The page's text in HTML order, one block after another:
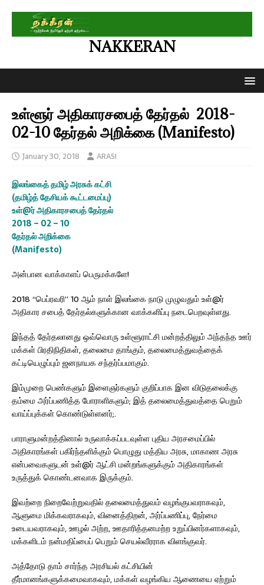
NAKKERAN
உள்ளூர் அதிகாரசபைத் தேர்தல் 2018-
02-10 தேர்தல் அறிக்கை (Manifesto)
January 30, 2018 ARASI
இலங்கைத் தமிழ் அரசுக் கட்சி
(தமிழ்த் தேசியக் கூட்டமைப்பு)
உள்@ர் அதிகாரசபைத் தேர்தல்
2018 – 02 – 10
தேர்தல் அறிக்கை
(Manifesto)
அன்பான வாக்காளப் பெருமக்களே!
2018 “பெப்ரவரி” 10 ஆம் நாள் இலங்கை நாடு முழுவதும் உள்@ர்
அதிகார சபைத் தேர்தல்களுக்கான வாக்களிப்பு நடைபெறவுள்ளது.
இந்தத் தேர்தலானது ஒவ்வொரு உள்ளூராட்சி மன்றத்திலும் அந்தந்த ஊர்
மக்கள் பிரதிநிதிகள், தலைமை தாங்கும், தலைமைத்துவத்தைக்
கட்டியெழுப்பும் ஜனநாயக சந்தர்ப்பமாகும்.
இம்முறை பெண்களும் இளைஞர்களும் குறிப்பாக இன விடுதலைக்கு
தம்மை அர்ப்பணித்த போராளிகளும்; இத் தலைமைத்துவத்தை பெறும்
வாய்ப்புக்கள் கொண்டுள்ளனர்;.
பாராளுமன்றத்தினால் உருவாக்கப்படவுள்ள புதிய அரசமைப்பில்
அதிகாரங்கள் பகிர்ந்தளிக்கும் பொழுது மத்திய அரசு, மாகாண அரசு
என்பவைகளுடன் உள்@ர் ஆட்சி மன்றங்களுக்கும் அதிகாரங்கள்
உருத்துக் கொண்டனவாக இருக்கும்.
இவற்றை நிறைவேற்றுவதில் தலைமைத்துவம் வழங்குபவராகவும்,
ஆளுமை மிக்கவராகவும், வினைத்திறன், அர்ப்பணிப்பு, நேர்மை
உடையவராகவும், ஊழல் அற்ற, ஊதாரித்தனமற்ற உறுப்பினர்களாகவும்,
மக்களிடம் நன்மதிப்பைப் பெறும் செயல்வீரராக விளங்குவர்.
அத்தோடு தாம் சார்ந்த அரசியல் கட்சியின்
தீர்மானங்களுக்கமைவாகவும், மக்கள் வழங்கிய ஆணையை ஏற்றும்